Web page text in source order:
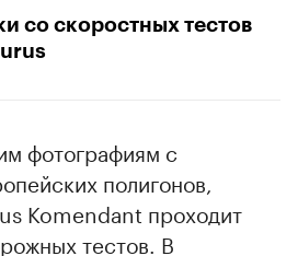
со скоростных тестов
фотографиям с
полигонов,
Komendant проходит
тестов. В